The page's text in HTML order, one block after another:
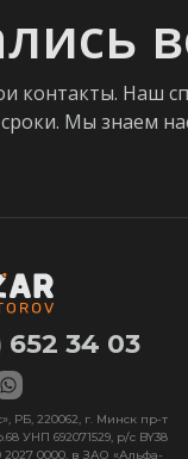
контакты. Наш
Мы знаем
652 34 03
РБ, 220062, г. Минск пр-т
УНП 692071529, р/с BY38
2027 0000, в ЗАО «Альфа-